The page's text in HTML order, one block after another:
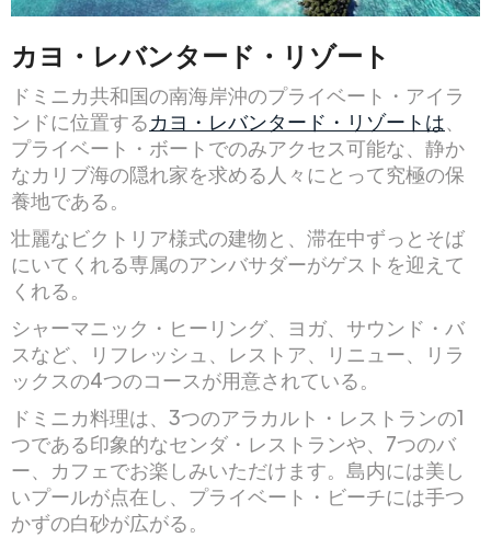
カヨ・レバンタード・リゾート
ドミニカ共和国の南海岸沖のプライベート・アイラ
ンドに位置するカヨ・レバンタード・リゾートは、
プライベート・ボートでのみアクセス可能な、静か
なカリブ海の隠れ家を求める人々にとって究極の保
養地である。
壮麗なビクトリア様式の建物と、滞在中ずっとそば
にいてくれる専属のアンバサダーがゲストを迎えて
くれる。
シャーマニック・ヒーリング、ヨガ、サウンド・バ
スなど、リフレッシュ、レストア、リニュー、リラ
ックスの4つのコースが用意されている。
ドミニカ料理は、3つのアラカルト・レストランの1
つである印象的なセンダ・レストランや、7つのバ
ー、カフェでお楽しみいただけます。島内には美し
いプールが点在し、プライベート・ビーチには手つ
かずの白砂が広がる。